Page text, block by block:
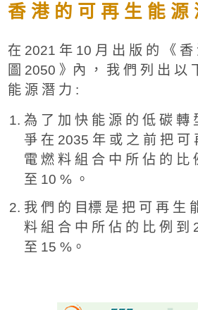
香 港 的 可 再 生 能 源
在 2021 年 10 月 出 版 的 《 香
圖 2050 》內 ， 我 們 列 出 以
能 源 潛 力 :
為 了 加 快 能 源 的 低 碳 轉
爭 在 2035 年 或 之 前 把 可
電 燃 料 組 合 中 所 佔 的 比
至 10 % 。
我 們 的 目標 是 把 可 再 生
料 組 合 中 所 佔 的 比 例 到
至 15 %。